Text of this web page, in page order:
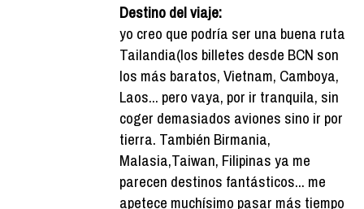
Destino del viaje:
yo creo que podría ser una buena ruta
Tailandia(los billetes desde BCN son
los más baratos, Vietnam, Camboya,
Laos... pero vaya, por ir tranquila, sin
coger demasiados aviones sino ir por
tierra. También Birmania,
Malasia,Taiwan, Filipinas ya me
parecen destinos fantásticos... me
apetece muchísimo pasar más tiempo